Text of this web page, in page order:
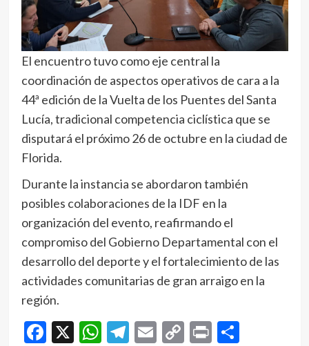
El encuentro tuvo como eje central la
coordinación de aspectos operativos de cara a la
44ª edición de la Vuelta de los Puentes del Santa
Lucía, tradicional competencia ciclística que se
disputará el próximo 26 de octubre en la ciudad de
Florida.
Durante la instancia se abordaron también
posibles colaboraciones de la IDF en la
organización del evento, reafirmando el
compromiso del Gobierno Departamental con el
desarrollo del deporte y el fortalecimiento de las
actividades comunitarias de gran arraigo en la
región.
Facebook
X WhatsApp
Telegram
EmailCopy
Print